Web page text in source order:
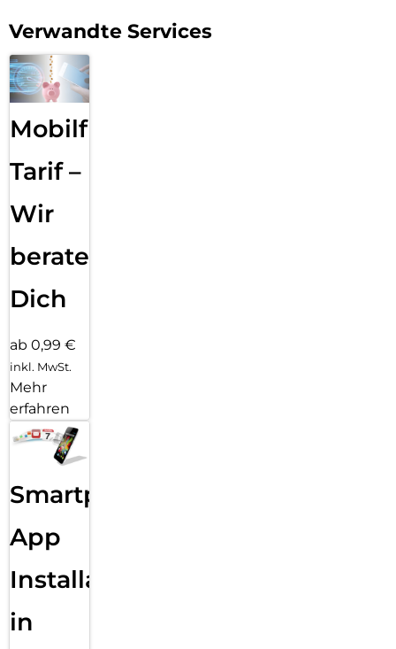
Verwandte Services
Mobilfunk
Tarif –
Wir
beraten
Dich
ab 0,99 €
inkl. MwSt.
Mehr
erfahren
Smartphone
App
Installation
in